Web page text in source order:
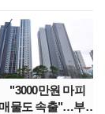
"3000만원 마피
물도 속출"…부산